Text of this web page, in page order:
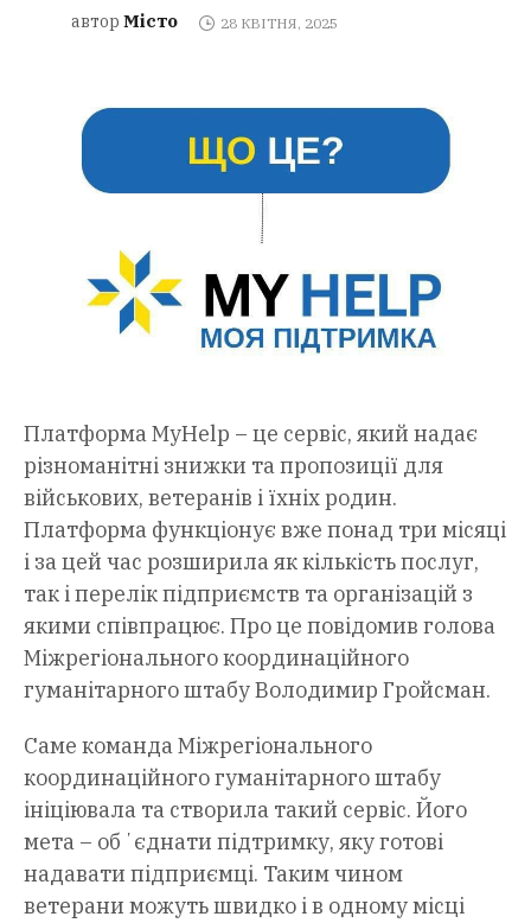
автор Місто 28 КВІТНЯ, 2025
Платформа MyHelp – це сервіс, який надає
різноманітні знижки та пропозиції для
військових, ветеранів і їхніх родин.
Платформа функціонує вже понад три місяці
і за цей час розширила як кількість послуг,
так і перелік підприємств та організацій з
якими співпрацює. Про це повідомив голова
Міжрегіонального координаційного
гуманітарного штабу Володимир Гройсман.
Саме команда Міжрегіонального
координаційного гуманітарного штабу
ініціювала та створила такий сервіс. Його
мета – обʼєднати підтримку, яку готові
надавати підприємці. Таким чином
ветерани можуть швидко і в одному місці